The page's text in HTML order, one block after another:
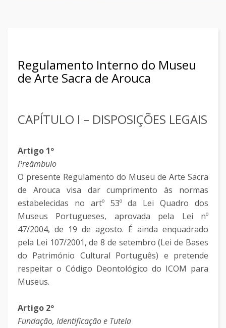
Regulamento Interno do Museu
de Arte Sacra de Arouca
CAPÍTULO I – DISPOSIÇÕES LEGAIS
Artigo 1º
Preâmbulo
O presente Regulamento do Museu de Arte Sacra
de Arouca visa dar cumprimento às normas
estabelecidas no artº 53º da Lei Quadro dos
Museus Portugueses, aprovada pela Lei nº
47/2004, de 19 de agosto. É ainda enquadrado
pela Lei 107/2001, de 8 de setembro (Lei de Bases
do Património Cultural Português) e pretende
respeitar o Código Deontológico do ICOM para
Museus.
Artigo 2º
Fundação, Identificação e Tutela